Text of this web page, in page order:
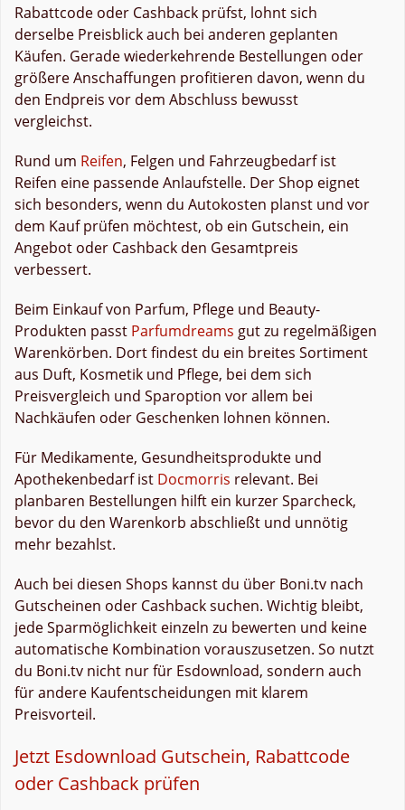
Rabattcode oder Cashback prüfst, lohnt sich
derselbe Preisblick auch bei anderen geplanten
Käufen. Gerade wiederkehrende Bestellungen oder
größere Anschaffungen profitieren davon, wenn du
den Endpreis vor dem Abschluss bewusst
vergleichst.
Rund um Reifen, Felgen und Fahrzeugbedarf ist
Reifen eine passende Anlaufstelle. Der Shop eignet
sich besonders, wenn du Autokosten planst und vor
dem Kauf prüfen möchtest, ob ein Gutschein, ein
Angebot oder Cashback den Gesamtpreis
verbessert.
Beim Einkauf von Parfum, Pflege und Beauty-
Produkten passt Parfumdreams gut zu regelmäßigen
Warenkörben. Dort findest du ein breites Sortiment
aus Duft, Kosmetik und Pflege, bei dem sich
Preisvergleich und Sparoption vor allem bei
Nachkäufen oder Geschenken lohnen können.
Für Medikamente, Gesundheitsprodukte und
Apothekenbedarf ist Docmorris relevant. Bei
planbaren Bestellungen hilft ein kurzer Sparcheck,
bevor du den Warenkorb abschließt und unnötig
mehr bezahlst.
Auch bei diesen Shops kannst du über Boni.tv nach
Gutscheinen oder Cashback suchen. Wichtig bleibt,
jede Sparmöglichkeit einzeln zu bewerten und keine
automatische Kombination vorauszusetzen. So nutzt
du Boni.tv nicht nur für Esdownload, sondern auch
für andere Kaufentscheidungen mit klarem
Preisvorteil.
Jetzt Esdownload Gutschein, Rabattcode
oder Cashback prüfen